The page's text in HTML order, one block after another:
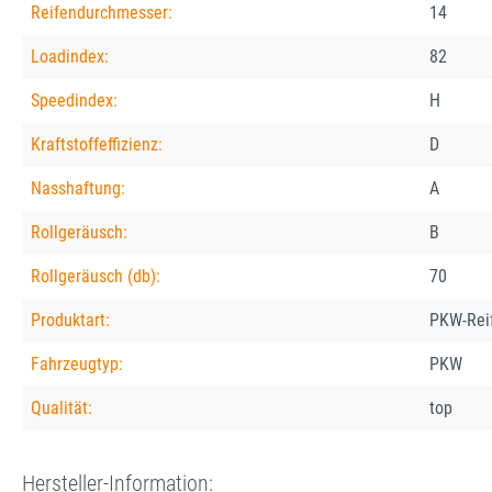
Reifendurchmesser: 14
Loadindex: 82
Speedindex: H
Kraftstoffeffizienz: D
Nasshaftung: A
Rollgeräusch: B
Rollgeräusch (db): 70
Produktart: PKW-
Fahrzeugtyp: PKW
Qualität: top
Hersteller-Information: